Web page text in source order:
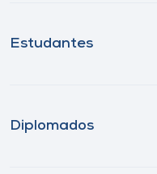
Estudantes
Diplomados